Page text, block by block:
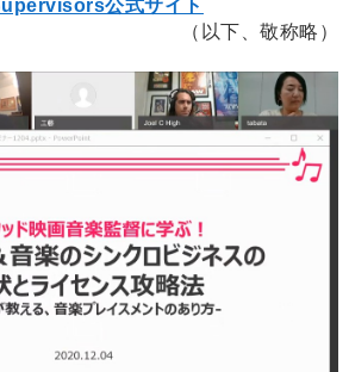
公式サイト
（以下、敬称略）